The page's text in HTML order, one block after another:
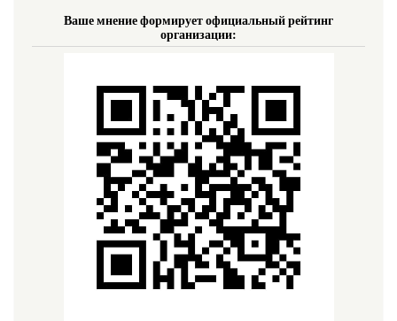
Ваше мнение формирует официальный рейтинг
организации: